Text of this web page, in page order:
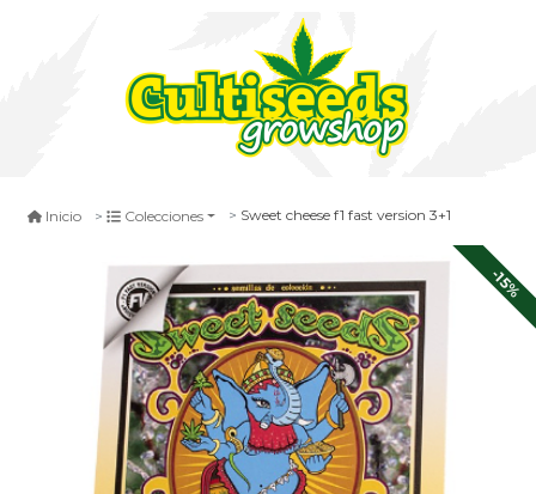
Inicio Colecciones Sweet cheese f1 fast version 3+1
-15%